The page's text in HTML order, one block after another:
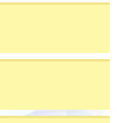
責人索取。填妥申請
及所需證明文件親
其他單元
冊及學費通知」，適